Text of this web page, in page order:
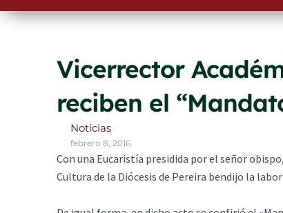
Vicerrector
reciben el
Noticias
febrero 8, 2016
Con una Eucaristía presidida por el señor
Cultura de la Diócesis de Pereira bendijo la